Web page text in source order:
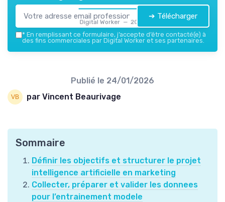
Digital Worker — 2026
➔ Télécharger
* En remplissant ce formulaire, j’accepte d’être contacté(e) à
des fins commerciales par Digital Worker et ses partenaires.
Publié le 24/01/2026
par Vincent Beaurivage
Sommaire
Définir les objectifs et structurer le projet
intelligence artificielle en marketing
Collecter, préparer et valider les donnees
pour l’entrainement modele